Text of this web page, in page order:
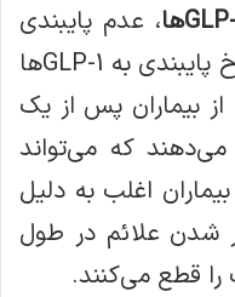
، عدم پایبندی
کافی بیماران به دارو است . نرخ پایبندی به GLP-1ها
بیماران پس از یک
که می‌تواند
اغلب به دلیل
شدن علائم در طول
قطع می‌کنند.